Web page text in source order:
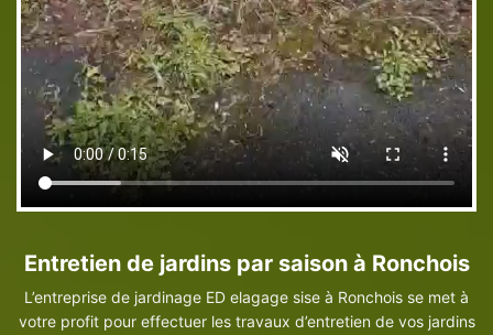
Entretien de jardins par saison à Ronchois
L’entreprise de jardinage ED elagage sise à Ronchois se met à
votre profit pour effectuer les travaux d’entretien de vos jardins